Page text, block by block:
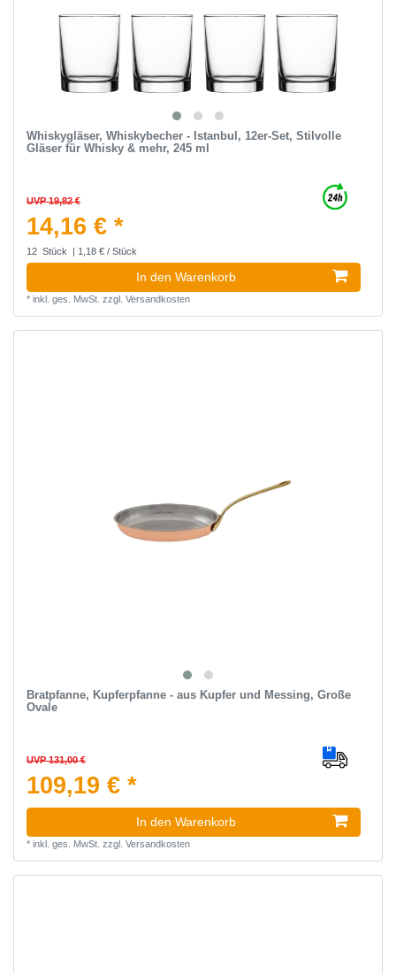
Whiskygläser, Whiskybecher - Istanbul, 12er-Set, Stilvolle
Gläser für Whisky & mehr, 245 ml
UVP 19,82 €
14,16 € *
12 Stück | 1,18 € / Stück
In den Warenkorb
* inkl. ges. MwSt. zzgl. Versandkosten
Bratpfanne, Kupferpfanne - aus Kupfer und Messing, Große
Ovale
UVP 131,00 €
109,19 € *
In den Warenkorb
* inkl. ges. MwSt. zzgl. Versandkosten